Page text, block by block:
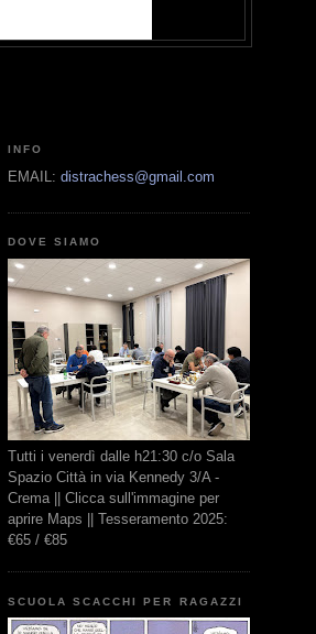
INFO
EMAIL: distrachess@gmail.com
DOVE SIAMO
Tutti i venerdì dalle h21:30 c/o Sala
Spazio Città in via Kennedy 3/A -
Crema || Clicca sull'immagine per
aprire Maps || Tesseramento 2025:
€65 / €85
SCUOLA SCACCHI PER RAGAZZI